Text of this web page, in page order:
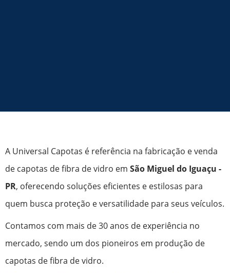
A Universal Capotas é referência na fabricação e venda
de capotas de fibra de vidro em São Miguel do Iguaçu -
PR, oferecendo soluções eficientes e estilosas para
quem busca proteção e versatilidade para seus veículos.
Contamos com mais de 30 anos de experiência no
mercado, sendo um dos pioneiros em produção de
capotas de fibra de vidro.